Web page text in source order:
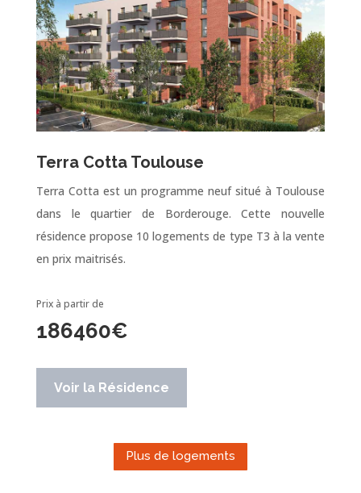
Terra Cotta Toulouse
Terra Cotta est un programme neuf situé à Toulouse
dans le quartier de Borderouge. Cette nouvelle
résidence propose 10 logements de type T3 à la vente
en prix maitrisés.
Prix à partir de
186460€
Voir la Résidence
Plus de logements